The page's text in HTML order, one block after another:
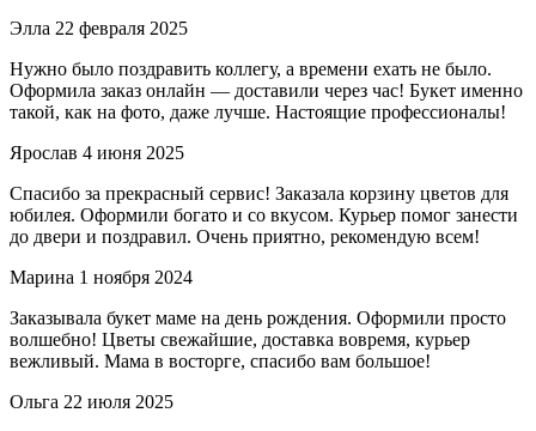
Элла 22 февраля 2025
Нужно было поздравить коллегу, а времени ехать не было.
Оформила заказ онлайн — доставили через час! Букет именно
такой, как на фото, даже лучше. Настоящие профессионалы!
Ярослав 4 июня 2025
Спасибо за прекрасный сервис! Заказала корзину цветов для
юбилея. Оформили богато и со вкусом. Курьер помог занести
до двери и поздравил. Очень приятно, рекомендую всем!
Марина 1 ноября 2024
Заказывала букет маме на день рождения. Оформили просто
волшебно! Цветы свежайшие, доставка вовремя, курьер
вежливый. Мама в восторге, спасибо вам большое!
Ольга 22 июля 2025